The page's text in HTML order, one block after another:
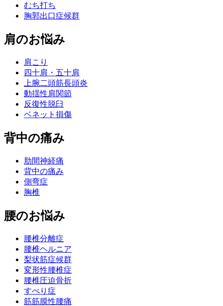
むち打ち
胸郭出口症候群
肩のお悩み
肩こり
四十肩・五十肩
上腕二頭筋長頭炎
動揺性肩関節
反復性脱臼
ベネット損傷
背中の痛み
肋間神経痛
背中の痛み
側弯症
胸椎
腰のお悩み
腰椎分離症
腰椎ヘルニア
梨状筋症候群
変形性腰椎症
腰椎圧迫骨折
すべり症
筋筋膜性腰痛